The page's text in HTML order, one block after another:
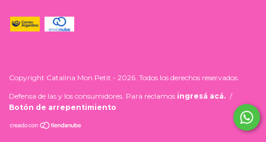
Copyright Catalina Mon Petit - 2026. Todos los derechos reservados.
Defensa de las y los consumidores. Para reclamos ingresá acá. /
Botón de arrepentimiento